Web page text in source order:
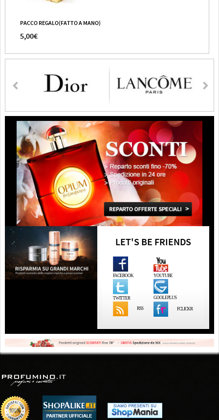
PACCO REGALO(FATTO A MANO)
5,00€
LET'S BE FRIENDS
FACEBOOK YOUTUBE
TWITTER GOOLEPLUS
RSS FCLICKR